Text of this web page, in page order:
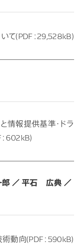
て(PDF：29,528kB)
情報提供基準・ドラ
602kB)
／ 平石 広典 ／
動向(PDF：590kB)